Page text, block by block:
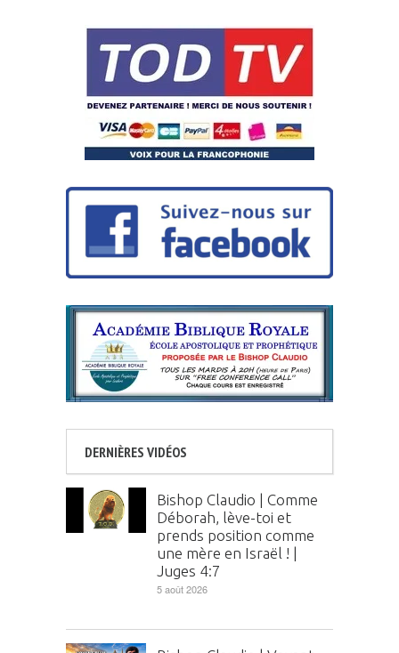
DERNIÈRES VIDÉOS
Bishop Claudio | Comme
Déborah, lève-toi et
prends position comme
une mère en Israël ! |
Juges 4:7
5 août 2026